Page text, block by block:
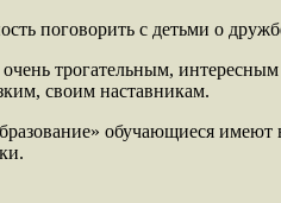
поговорить с детьми о
трогательным,
своим наставникам.
обучающиеся